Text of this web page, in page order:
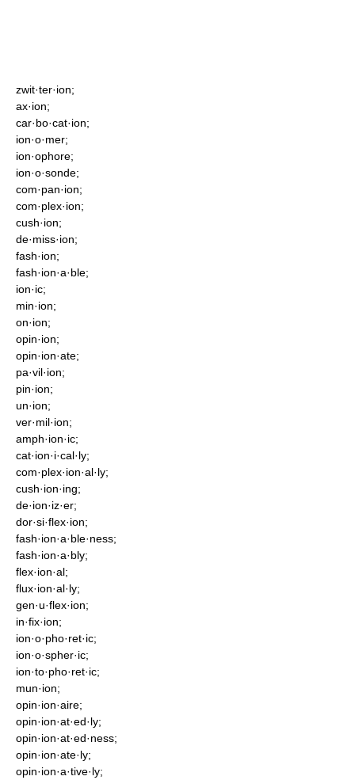
zwit·ter·ion;
ax·ion;
car·bo·cat·ion;
ion·o·mer;
ion·ophore;
ion·o·sonde;
com·pan·ion;
com·plex·ion;
cush·ion;
de·miss·ion;
fash·ion;
fash·ion·a·ble;
ion·ic;
min·ion;
on·ion;
opin·ion;
opin·ion·ate;
pa·vil·ion;
pin·ion;
un·ion;
ver·mil·ion;
amph·ion·ic;
cat·ion·i·cal·ly;
com·plex·ion·al·ly;
cush·ion·ing;
de·ion·iz·er;
dor·si·flex·ion;
fash·ion·a·ble·ness;
fash·ion·a·bly;
flex·ion·al;
flux·ion·al·ly;
gen·u·flex·ion;
in·fix·ion;
ion·o·pho·ret·ic;
ion·o·spher·ic;
ion·to·pho·ret·ic;
mun·ion;
opin·ion·aire;
opin·ion·at·ed·ly;
opin·ion·at·ed·ness;
opin·ion·ate·ly;
opin·ion·a·tive·ly;